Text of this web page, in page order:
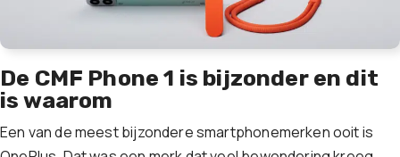
De CMF Phone 1 is bijzonder en dit
is waarom
Een van de meest bijzondere smartphonemerken ooit is